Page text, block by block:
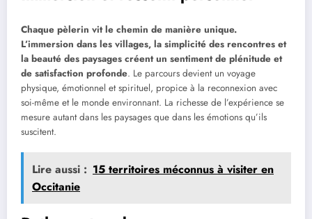
Chaque pèlerin vit le chemin de manière unique.
L’immersion dans les villages, la simplicité des rencontres et
la beauté des paysages créent un sentiment de plénitude et
de satisfaction profonde. Le parcours devient un voyage
physique, émotionnel et spirituel, propice à la reconnexion avec
soi-même et le monde environnant. La richesse de l’expérience se
mesure autant dans les paysages que dans les émotions qu’ils
suscitent.
Lire aussi : 15 territoires méconnus à visiter en
Occitanie